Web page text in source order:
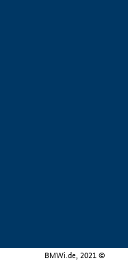
BMWi.de, 2021 ©